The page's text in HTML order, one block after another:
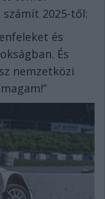
2025-től:
és
És
nemzetközi